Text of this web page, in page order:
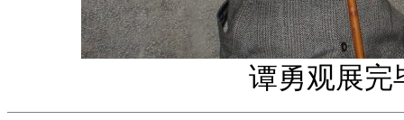
谭勇观展完